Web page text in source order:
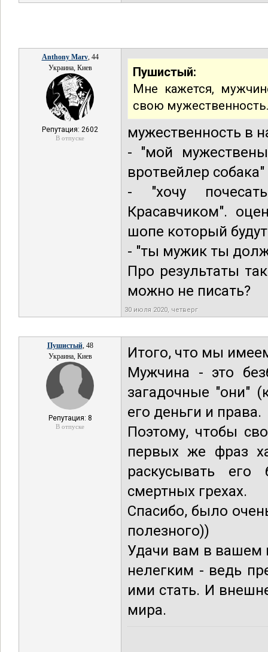
Anthony Marv, 44
Украина, Киев
Репутация: 2602
В отпуске
Пушистый:
Мне кажется,
свою
мужественность в
- "мой
вротвейлер собака"
- "хочу
Красавчиком".
шопе который
- "ты мужик ты
Про результаты
можно не писать?
30 июля 2020, четверг
Пушистый, 48
Украина, Киев
Репутация: 8
В отпуске
Итого, что мы
Мужчина - это
загадочные "они"
его деньги и права.
Поэтому, чтобы
первых же фраз
раскусывать
смертных грехах.
Спасибо, было
полезного))
Удачи вам в вашем
нелегким - ведь
ими стать. И
мира.